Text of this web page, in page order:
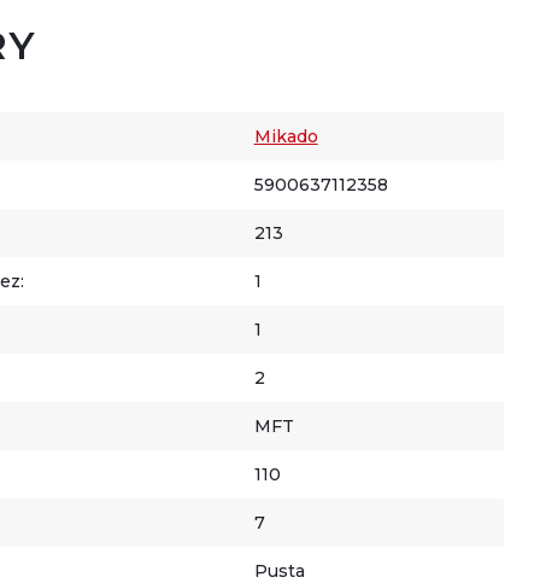
Mikado
5900637112358
213
1
1
2
MFT
110
7
Pusta